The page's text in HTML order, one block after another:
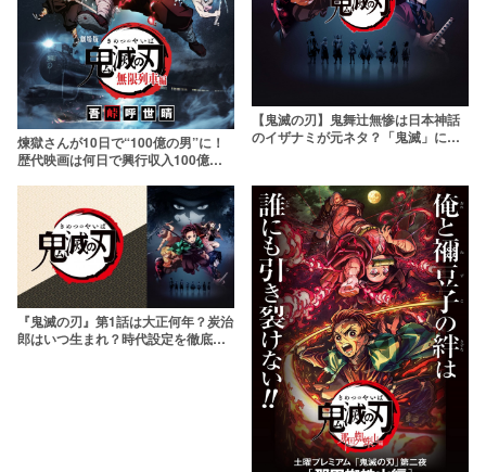
煉獄さんが10日で“100億の男”に！
歴代映画は何日で興行収入100億を
【鬼滅の刃】鬼舞辻無惨は日本神話
のイザナミが元ネタ？「鬼滅」に隠
『鬼滅の刃』第1話は大正何年？炭治
郎はいつ生まれ？時代設定を徹底検